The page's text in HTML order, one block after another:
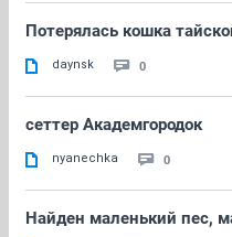
Потерялась кошка
daynsk 0
сеттер Академгородок
nyanechka 0
Найден маленький пес,